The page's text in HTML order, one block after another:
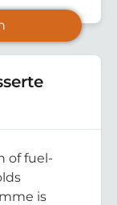
of fuel-
is